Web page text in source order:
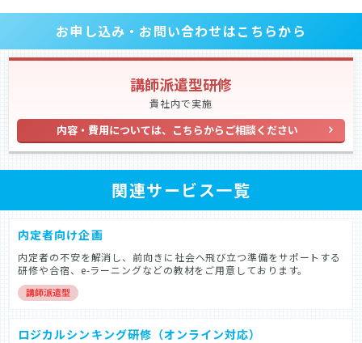
お申し込み・お問い合わせはこちらから
講師派遣型研修
貴社内で実施
内容・費用については、こちらからご相談ください
関連サービス一覧
内定者向け企画
内定者の不安を解消し、前向きに社会へ飛び立つ準備をサポートする
研修や合宿、e-ラーニングなどの教材をご用意しております。
ロジカルシンキング研修（オンライン対応）